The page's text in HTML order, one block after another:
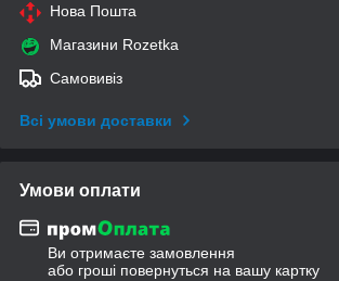
Нова Пошта
Магазини Rozetka
Самовивіз
Всі умови доставки
Умови оплати
Ви отримаєте замовлення
або гроші повернуться на вашу картку